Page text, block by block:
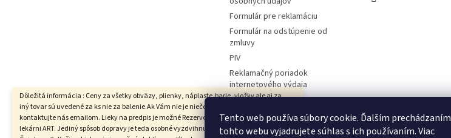
Tento web používa súbory cookie. Ďalším prechádzaním
tohto webu vyjadrujete súhlas s ich používaním. Viac
Dôležitá informácia : Ceny za všetky obväzy, plienky, náplaste,barle, vložky ale aj za
iný tovar sú uvedené za ks nie za balenie.Ak Vám nie je niečo jasné prosím
kontaktujte nás emailom. Lieky na predpis je možné Rezervovať iba s vyzdvihnutím v
lekárni ART. Jediný spôsob dopravy je teda osobné vyzdvihnutie v Lekárni ART,
Formulár pre reklamáciu
Formulár na odstúpenie od
zmluvy
PIV
Reklamačný poriadok
internetového výdaja
Hodnotenie obchodu
Moja objednávka